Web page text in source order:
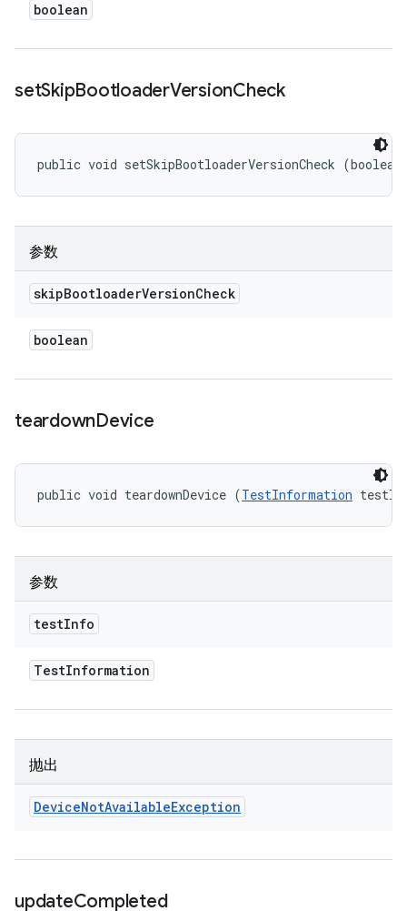
boolean
setSkipBootloaderVersionCheck
public void setSkipBootloaderVersionCheck (boolean
参数
skipBootloaderVersionCheck
boolean
teardownDevice
public void teardownDevice (TestInformation
参数
testInfo
TestInformation
抛出
DeviceNotAvailableException
updateCompleted